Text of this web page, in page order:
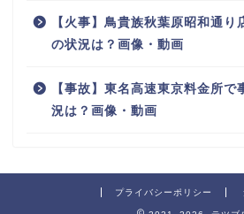
【火事】鳥貴族秋葉原昭和通り
の状況は？画像・動画
【事故】東名高速東京料金所で
況は？画像・動画
プライバシーポリシー